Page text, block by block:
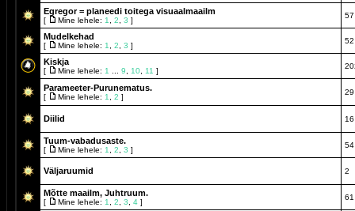
Egregor = planeedi toitega visuaalmaailm
[ Mine lehele: 1 2 3 ]
57
Mudelkehad
[ Mine lehele: 1 2 3 ]
52
Kiskja
[ Mine lehele: 1 9 10 11 ]
Parameeter-Purunematus.
[ Mine lehele: 1 2 ]
29
Diilid 16
Tuum-vabadusaste.
[ Mine lehele: 1 2 3 ]
54
Väljaruumid 2
Mõtte maailm, Juhtruum.
[ Mine lehele: 1 2 3 4 ]
61